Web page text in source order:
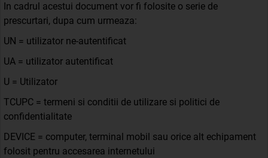
In cadrul acestui document vor fi folosite o serie de
prescurtari, dupa cum urmeaza:
UN = utilizator ne-autentificat
UA = utilizator autentificat
U = Utilizator
TCUPC = termeni si conditii de utilizare si politici de
confidentialitate
DEVICE = computer, terminal mobil sau orice alt echipament
folosit pentru accesarea internetului